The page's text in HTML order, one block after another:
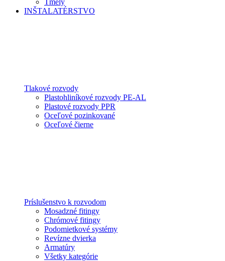
Tmely
INŠTALATÉRSTVO
Tlakové rozvody
Plastohliníkové rozvody PE-AL
Plastové rozvody PPR
Oceľové pozinkované
Oceľové čierne
Príslušenstvo k rozvodom
Mosadzné fitingy
Chrómové fitingy
Podomietkové systémy
Revízne dvierka
Armatúry
Všetky kategórie